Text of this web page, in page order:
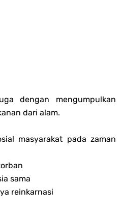
dengan mengumpulkan
dari alam.
masyarakat pada zaman
sama
reinkarnasi